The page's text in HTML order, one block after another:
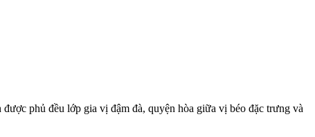
phủ đều lớp gia vị đậm đà, quyện hòa giữa vị béo đặc trưng và